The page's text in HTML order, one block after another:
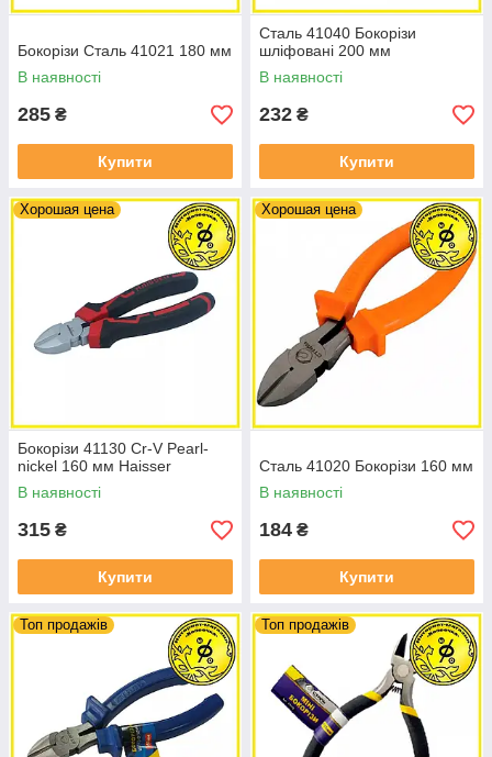
Бокорізи Сталь 41021 180 мм
В наявності
285 ₴
Купити
Сталь 41040 Бокорізи
шліфовані 200 мм
В наявності
232 ₴
Купити
Хорошая цена
Бокорізи 41130 Cr-V Pearl-
nickel 160 мм Haisser
В наявності
315 ₴
Купити
Хорошая цена
Сталь 41020 Бокорізи 160 мм
В наявності
184 ₴
Купити
Топ продажів Топ продажів